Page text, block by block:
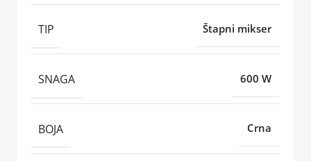
TIP Štapni mikser
SNAGA 600 W
BOJA Crna